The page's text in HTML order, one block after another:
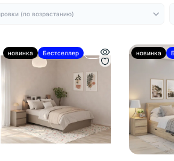
новинка Бестселлер новинка